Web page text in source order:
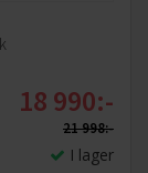
18 990:-
21 998:-
I lager